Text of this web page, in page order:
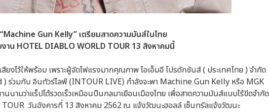
“Machine Gun Kelly” เตรียมสาดความมันส์ในไทย
าน HOTEL DIABLO WORLD TOUR 13 สิงหาคมนี้
ยงไว้ให้พร้อม เพราะผู้จัดไฟแรงมากคุณภาพ ไอเอ็มอี โปรดักชันส์ ( ประเทศไทย ) จำกัด
ร่วมกับ อินทัวร์ไลฟ์ (INTOUR LIVE) กำลังจะพา Machine Gun Kelly หรือ MGK
นามว่าแร็ปได้รวดเร็วเหมือนปืนกลมาเยือนเมืองไทย เพื่อสาดความมันส์แบบไร้ขีดจำกัด
วันอังคารที่ 13 สิงหาคม 2562 ณ แจ้งวัฒนะฮอลล์ เซ็นทรัลแจ้งวัฒนะ